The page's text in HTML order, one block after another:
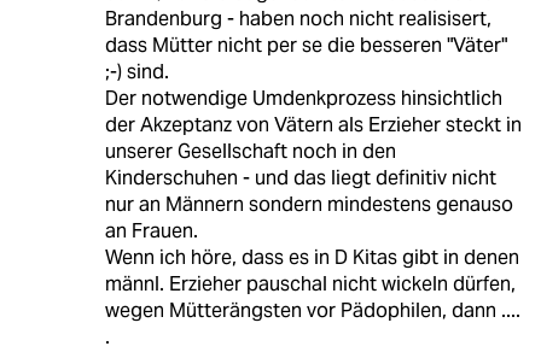
Brandenburg - haben noch nicht realisisert,
dass Mütter nicht per se die besseren "Väter"
;-) sind.
Der notwendige Umdenkprozess hinsichtlich
der Akzeptanz von Vätern als Erzieher steckt in
unserer Gesellschaft noch in den
Kinderschuhen - und das liegt definitiv nicht
nur an Männern sondern mindestens genauso
an Frauen.
Wenn ich höre, dass es in D Kitas gibt in denen
männl. Erzieher pauschal nicht wickeln dürfen,
wegen Mütterängsten vor Pädophilen, dann ....
.